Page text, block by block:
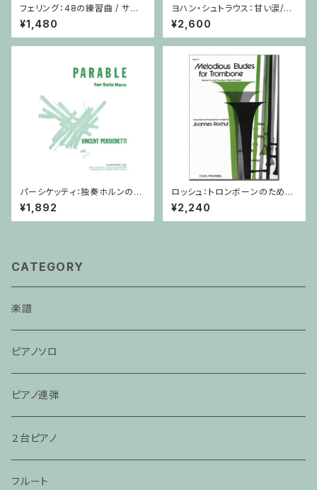
フェリング：48の練習曲 / サク
ソフォーンorオーボエ
¥1,480
ヨハン・シュトラウス：甘い涙/ホ
ルン・ピアノ
¥2,600
パーシケッティ：独奏ホルンのた
めの寓話 第８番 作品120 / ホ
ルン
¥1,892
ロッシュ：トロンボーンのための
旋律的練習曲 第3巻/トロンボ
ーン
¥2,240
CATEGORY
楽譜
ピアノソロ
ピアノ連弾
２台ピアノ
フルート